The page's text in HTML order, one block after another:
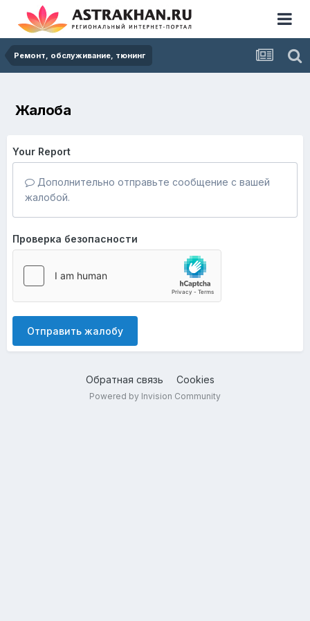
Ремонт, обслуживание, тюнинг
Жалоба
Your Report
Дополнительно отправьте сообщение с вашей
жалобой.
Проверка безопасности
Отправить жалобу
Обратная связь Cookies
Powered by Invision Community